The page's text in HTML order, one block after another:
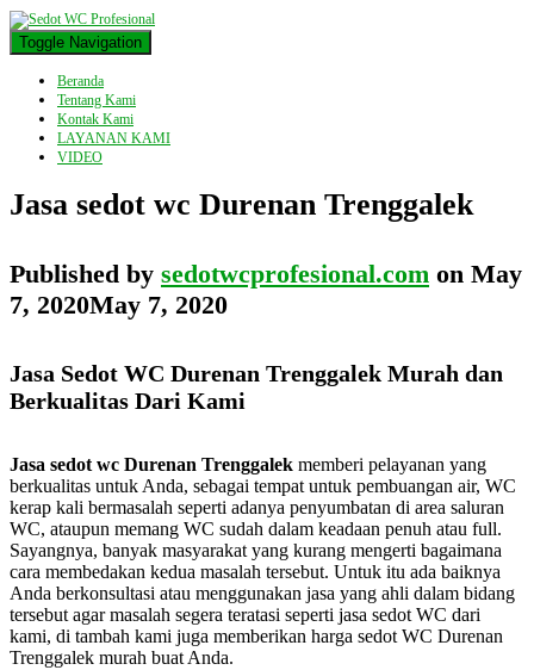
Toggle Navigation
Beranda
Tentang Kami
Kontak Kami
LAYANAN KAMI
VIDEO
Jasa sedot wc Durenan Trenggalek
Published by sedotwcprofesional.com on May
7, 2020May 7, 2020
Jasa Sedot WC Durenan Trenggalek Murah dan
Berkualitas Dari Kami
Jasa sedot wc Durenan Trenggalek memberi pelayanan yang
berkualitas untuk Anda, sebagai tempat untuk pembuangan air, WC
kerap kali bermasalah seperti adanya penyumbatan di area saluran
WC, ataupun memang WC sudah dalam keadaan penuh atau full.
Sayangnya, banyak masyarakat yang kurang mengerti bagaimana
cara membedakan kedua masalah tersebut. Untuk itu ada baiknya
Anda berkonsultasi atau menggunakan jasa yang ahli dalam bidang
tersebut agar masalah segera teratasi seperti jasa sedot WC dari
kami, di tambah kami juga memberikan harga sedot WC Durenan
Trenggalek murah buat Anda.